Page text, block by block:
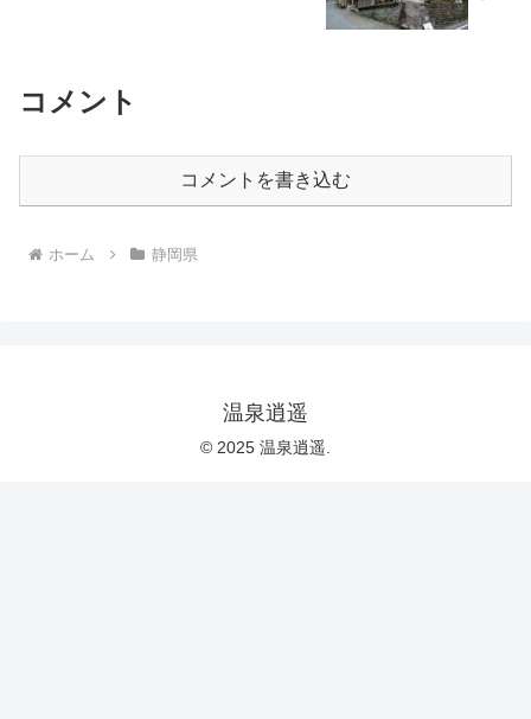
コメント
コメントを書き込む
ホーム 静岡県
温泉逍遥
© 2025 温泉逍遥.